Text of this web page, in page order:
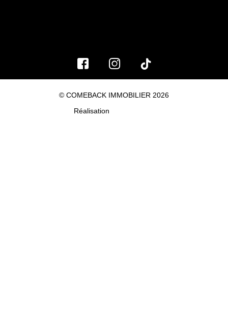
© COMEBACK IMMOBILIER 2026
Réalisation